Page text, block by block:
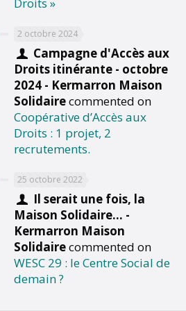
2 octobre 2024
Campagne d'Accès aux
Droits itinérante - octobre
2024 - Kermarron Maison
Solidairecommented on
Coopérative d’Accès aux
Droits : 1 projet, 2
recrutements.
25 octobre 2022
Il serait une fois, la
Maison Solidaire... -
Kermarron Maison
Solidairecommented on
WESC 29 : le Centre Social de
demain ?